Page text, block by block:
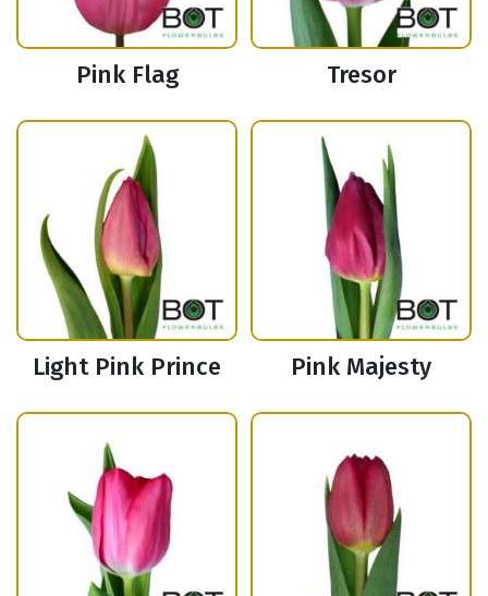
Pink Flag Tresor
Light Pink Prince Pink Majesty